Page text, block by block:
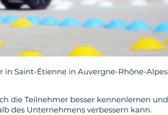
in Saint-Étienne in Auvergne-Rhône-Alpes
die Teilnehmer besser kennenlernen und
des Unternehmens verbessern kann.